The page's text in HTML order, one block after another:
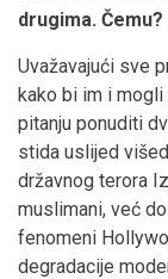
drugima. Čemu?
Uvažavajući sve
kako bi im i mogli
pitanju ponuditi
stida uslijed
državnog terora
muslimani, već
fenomeni
degradacije